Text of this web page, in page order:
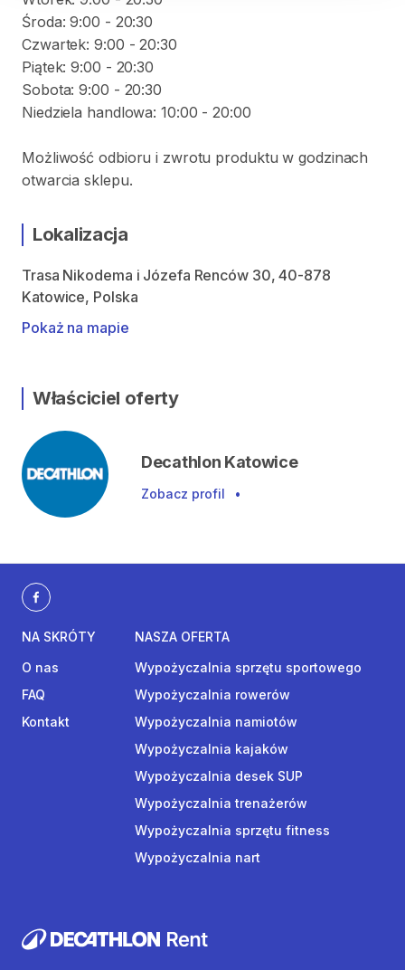
Środa: 9:00 - 20:30
Czwartek: 9:00 - 20:30
Piątek: 9:00 - 20:30
Sobota: 9:00 - 20:30
Niedziela handlowa: 10:00 - 20:00
Możliwość odbioru i zwrotu produktu w godzinach
otwarcia sklepu.
Lokalizacja
Trasa Nikodema i Józefa Renców 30, 40-878
Katowice, Polska
Pokaż na mapie
Właściciel oferty
Decathlon Katowice
Zobacz profil •
NA SKRÓTY
O nas
FAQ
Kontakt
NASZA OFERTA
Wypożyczalnia sprzętu sportowego
Wypożyczalnia rowerów
Wypożyczalnia namiotów
Wypożyczalnia kajaków
Wypożyczalnia desek SUP
Wypożyczalnia trenażerów
Wypożyczalnia sprzętu fitness
Wypożyczalnia nart